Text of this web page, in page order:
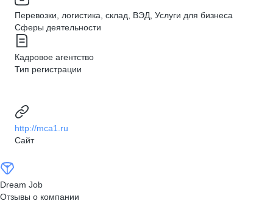
Перевозки, логистика, склад, ВЭД, Услуги для бизнеса
Сферы деятельности
Кадровое агентство
Тип регистрации
http://mca1.ru
Сайт
Dream Job
Отзывы о компании